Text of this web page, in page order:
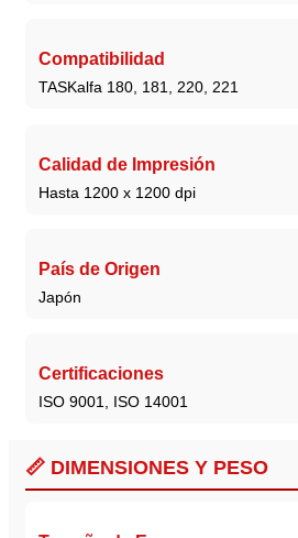
Compatibilidad
TASKalfa 180, 181, 220, 221
Calidad de Impresión
Hasta 1200 x 1200 dpi
País de Origen
Japón
Certificaciones
ISO 9001, ISO 14001
📏 DIMENSIONES Y PESO